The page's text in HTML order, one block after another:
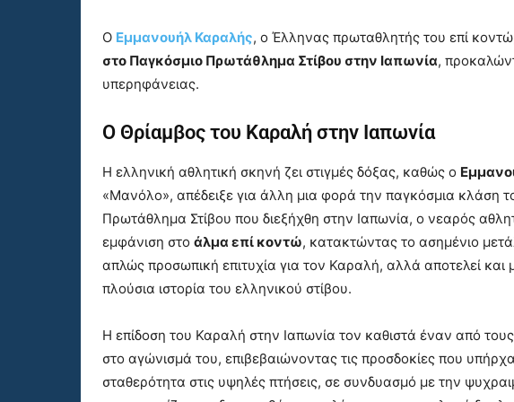
Ο Εμμανουήλ Καραλής, ο Έλληνας πρωταθλητής του επί
στο Παγκόσμιο Πρωτάθλημα Στίβου στην Ιαπωνία,
υπερηφάνειας.
Ο Θρίαμβος του Καραλή στην Ιαπωνία
Η ελληνική αθλητική σκηνή ζει στιγμές δόξας, καθώς ο
«Μανόλο», απέδειξε για άλλη μια φορά την παγκόσμια κλάση
Πρωτάθλημα Στίβου που διεξήχθη στην Ιαπωνία, ο νεαρός
εμφάνιση στο άλμα επί κοντώ, κατακτώντας το ασημένιο
απλώς προσωπική επιτυχία για τον Καραλή, αλλά αποτελεί και
πλούσια ιστορία του ελληνικού στίβου.
Η επίδοση του Καραλή στην Ιαπωνία τον καθιστά έναν από
στο αγώνισμά του, επιβεβαιώνοντας τις προσδοκίες που
σταθερότητα στις υψηλές πτήσεις, σε συνδυασμό με την